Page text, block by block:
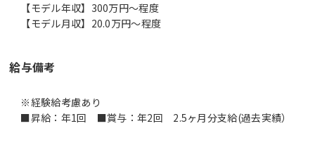
【モデル年収】300万円〜程度
【モデル月収】20.0万円〜程度
給与備考
※経験給考慮あり
■昇給：年1回 ■賞与：年2回 2.5ヶ月分支給(過去実績）